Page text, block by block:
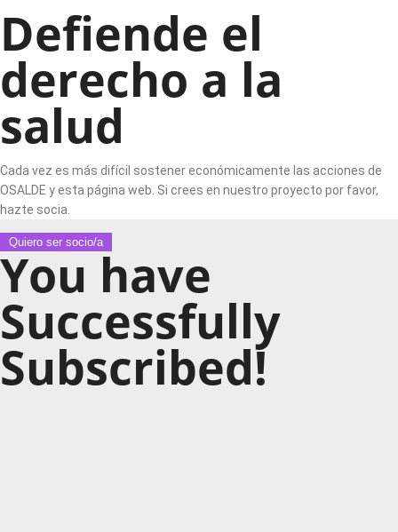
Defiende el
derecho a la
salud
Cada vez es más difícil sostener económicamente las acciones de
OSALDE y esta página web. Si crees en nuestro proyecto por favor,
hazte socia.
Quiero ser socio/a
You have
Successfully
Subscribed!